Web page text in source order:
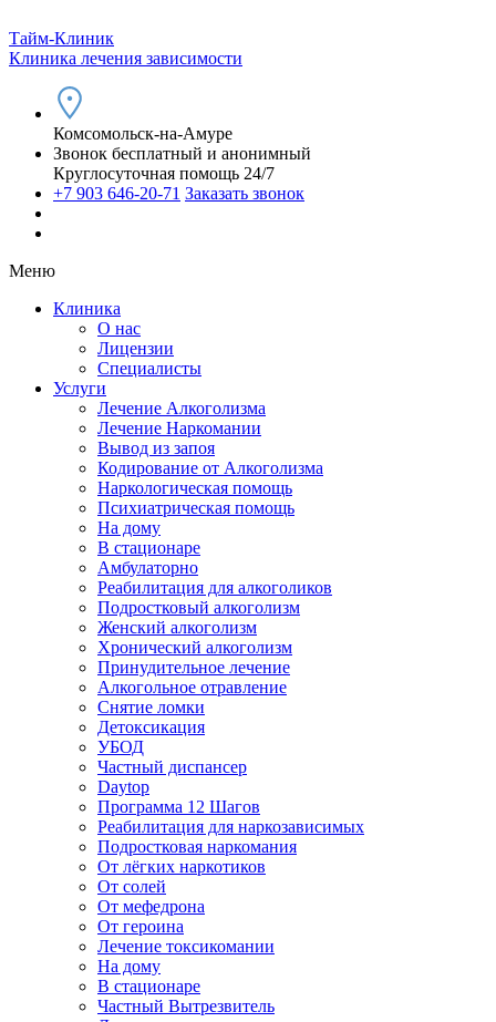
Тайм-Клиник
Клиника лечения зависимости
Комсомольск-на-Амуре
Звонок бесплатный и анонимный
Круглосуточная помощь 24/7
+7 903 646-20-71 Заказать звонок
Меню
Клиника
О нас
Лицензии
Специалисты
Услуги
Лечение Алкоголизма
Лечение Наркомании
Вывод из запоя
Кодирование от Алкоголизма
Наркологическая помощь
Психиатрическая помощь
На дому
В стационаре
Амбулаторно
Реабилитация для алкоголиков
Подростковый алкоголизм
Женский алкоголизм
Хронический алкоголизм
Принудительное лечение
Алкогольное отравление
Снятие ломки
Детоксикация
УБОД
Частный диспансер
Daytop
Программа 12 Шагов
Реабилитация для наркозависимых
Подростковая наркомания
От лёгких наркотиков
От солей
От мефедрона
От героина
Лечение токсикомании
На дому
В стационаре
Частный Вытрезвитель